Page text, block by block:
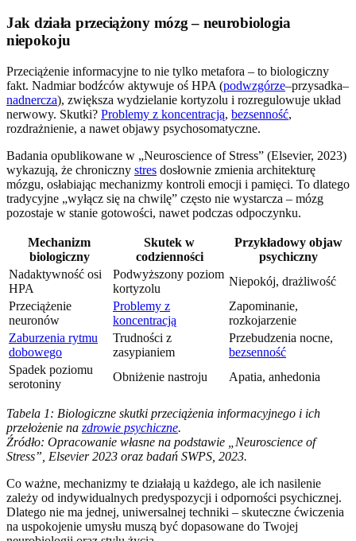
Jak działa przeciążony mózg – neurobiologia
niepokoju
Przeciążenie informacyjne to nie tylko metafora – to biologiczny
fakt. Nadmiar bodźców aktywuje oś HPA (podwzgórze–przysadka–
nadnercza), zwiększa wydzielanie kortyzolu i rozregulowuje układ
nerwowy. Skutki? Problemy z koncentracją, bezsenność,
rozdrażnienie, a nawet objawy psychosomatyczne.
Badania opublikowane w „Neuroscience of Stress” (Elsevier, 2023)
wykazują, że chroniczny stres dosłownie zmienia architekturę
mózgu, osłabiając mechanizmy kontroli emocji i pamięci. To dlatego
tradycyjne „wyłącz się na chwilę” często nie wystarcza – mózg
pozostaje w stanie gotowości, nawet podczas odpoczynku.
Mechanizm
biologiczny
Skutek w
codzienności
Przykładowy objaw
psychiczny
Nadaktywność osi
HPA
Podwyższony poziom
kortyzolu
Niepokój, drażliwość
Przeciążenie
neuronów
Problemy z
koncentracją
Zapominanie,
rozkojarzenie
Zaburzenia rytmu
dobowego
Trudności z
zasypianiem
Przebudzenia nocne,
bezsenność
Spadek poziomu
serotoniny
Obniżenie nastroju Apatia, anhedonia
Tabela 1: Biologiczne skutki przeciążenia informacyjnego i ich
przełożenie na zdrowie psychiczne.
Źródło: Opracowanie własne na podstawie „Neuroscience of
Stress”, Elsevier 2023 oraz badań SWPS, 2023.
Co ważne, mechanizmy te działają u każdego, ale ich nasilenie
zależy od indywidualnych predyspozycji i odporności psychicznej.
Dlatego nie ma jednej, uniwersalnej techniki – skuteczne ćwiczenia
na uspokojenie umysłu muszą być dopasowane do Twojej